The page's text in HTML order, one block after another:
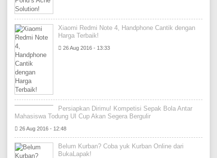
Xiaomi Redmi Note 4, Handphone Cantik dengan
Harga Terbaik!
26 Aug 2016 - 13:33
Persiapkan Dirimu! Kompetisi Sepak Bola Antar
Mahasiswa Todung UI Cup Akan Segera Bergulir
26 Aug 2016 - 12:48
Belum Kurban? Coba yuk Kurban Online dari
BukaLapak!